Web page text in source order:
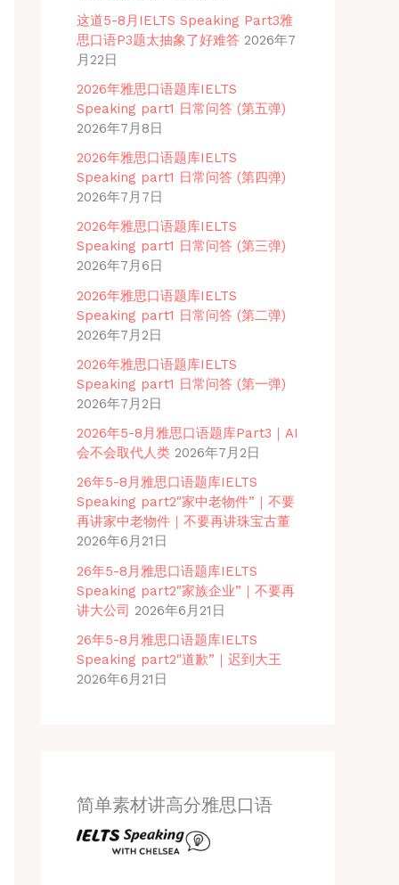
这道5-8月IELTS Speaking Part3雅
思口语P3题太抽象了好难答 2026年7
月22日
2026年雅思口语题库IELTS
Speaking part1 日常问答 (第五弹)
2026年7月8日
2026年雅思口语题库IELTS
Speaking part1 日常问答 (第四弹)
2026年7月7日
2026年雅思口语题库IELTS
Speaking part1 日常问答 (第三弹)
2026年7月6日
2026年雅思口语题库IELTS
Speaking part1 日常问答 (第二弹)
2026年7月2日
2026年雅思口语题库IELTS
Speaking part1 日常问答 (第一弹)
2026年7月2日
2026年5-8月雅思口语题库Part3｜AI
会不会取代人类 2026年7月2日
26年5-8月雅思口语题库IELTS
Speaking part2″家中老物件”｜不要
再讲家中老物件｜不要再讲珠宝古董
2026年6月21日
26年5-8月雅思口语题库IELTS
Speaking part2″家族企业”｜不要再
讲大公司 2026年6月21日
26年5-8月雅思口语题库IELTS
Speaking part2″道歉”｜迟到大王
2026年6月21日
简单素材讲高分雅思口语